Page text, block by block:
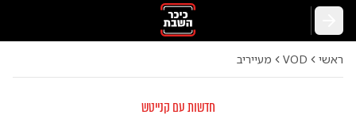
ראשי VOD מעייריב
חדשות עם קנייטש